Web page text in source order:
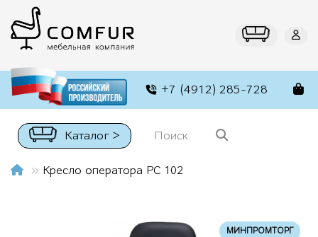
+7 (4912) 285-728
Каталог >
Кресло оператора РС 102
МИНПРОМТОРГ